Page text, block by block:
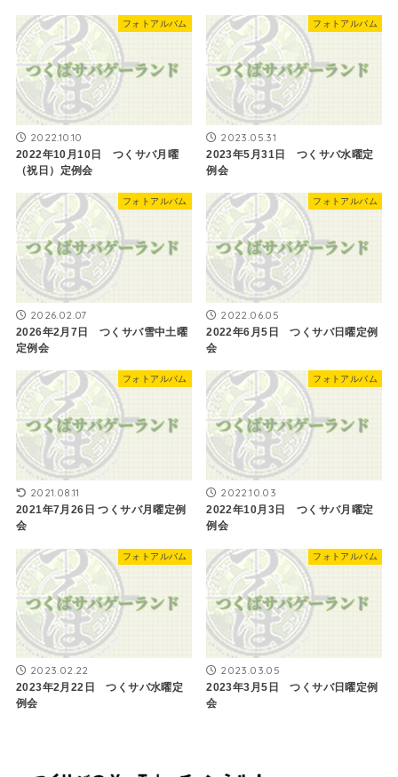
フォトアルバム
2022.10.10
2022年10月10日 つくサバ月曜
（祝日）定例会
フォトアルバム
2023.05.31
2023年5月31日 つくサバ水曜定
例会
フォトアルバム
2026.02.07
2026年2月7日 つくサバ雪中土曜
定例会
フォトアルバム
2022.06.05
2022年6月5日 つくサバ日曜定例
会
フォトアルバム
2021.08.11
2021年7月26日 つくサバ月曜定例
会
フォトアルバム
2022.10.03
2022年10月3日 つくサバ月曜定
例会
フォトアルバム
2023.02.22
2023年2月22日 つくサバ水曜定
例会
フォトアルバム
2023.03.05
2023年3月5日 つくサバ日曜定例
会